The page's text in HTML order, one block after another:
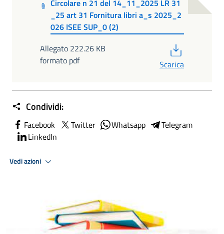
Circolare n 21 del 14_11_2025 LR 31
_25 art 31 Fornitura libri a_s 2025_2
026 ISEE SUP_0 (2)
Allegato 222.26 KB
formato pdf
Scarica
Condividi:
Facebook Twitter Whatsapp
Telegram
LinkedIn
Vedi azioni